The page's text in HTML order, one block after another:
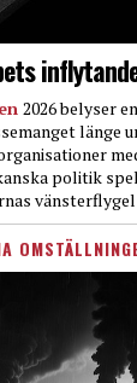
2026 belyser
länge
politik